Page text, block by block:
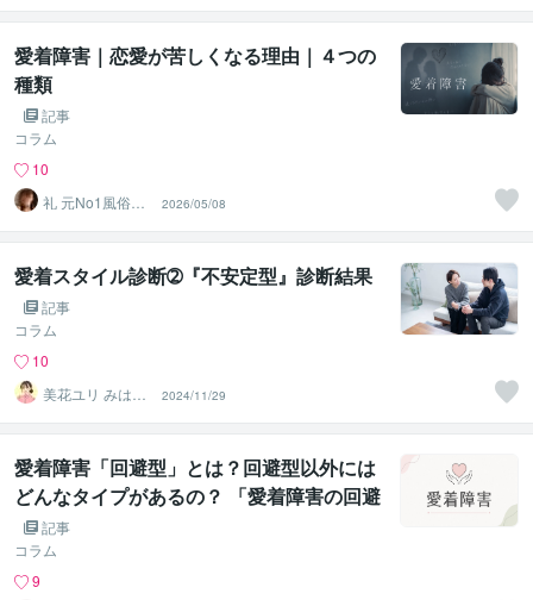
❤️✨
愛着障害｜恋愛が苦しくなる理由｜４つの
種類
記事
コラム
10
礼 元No1風俗嬢･
精神保健福祉士
2026/05/08
愛着スタイル診断➁『不安定型』診断結果
記事
コラム
10
美花ユリ みはな
ゆり
2024/11/29
愛着障害「回避型」とは？回避型以外には
どんなタイプがあるの？ 「愛着障害の回避
型って何？」 「SNSでよく見るけれど、
本当に病気なの？」
記事
コラム
9